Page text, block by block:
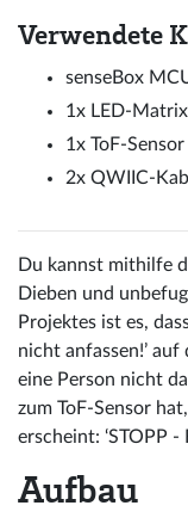
Verwendete
senseBox
1x LED-Matrix
1x ToF-Sensor
2x QWIIC-
Du kannst mithilfe
Dieben und
Projektes ist es,
nicht anfassen!’
eine Person nicht
zum ToF-Sensor
erscheint: ‘STOPP -
Aufbau